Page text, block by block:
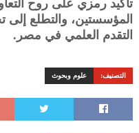
تأكيد رمزي على روح
المؤسستين، والتطلع
التقدم العلمي في مصر.
التصنيف: علوم وبحوث